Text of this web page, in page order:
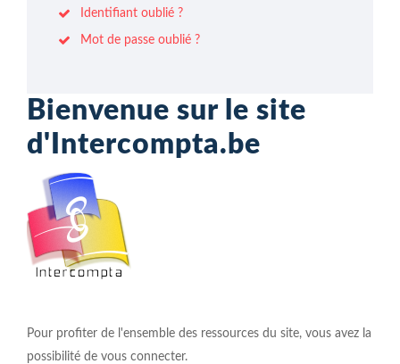
Identifiant oublié ?
Mot de passe oublié ?
Bienvenue sur le site
d'Intercompta.be
Pour profiter de l'ensemble des ressources du site, vous avez la
possibilité de vous connecter.